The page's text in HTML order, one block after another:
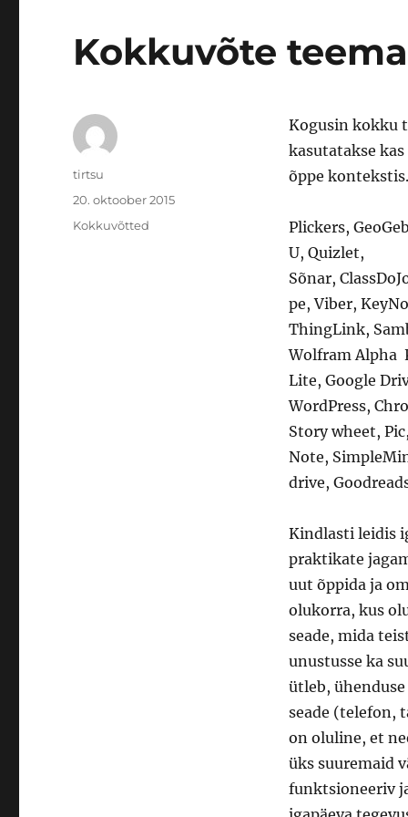
Kokkuvõte
Kogusin kokku
kasutatakse
õppe
Plickers,
U, Quizlet,
Sõnar,
pe, Viber,
ThingLink,
Wolfram Alpha
Lite, Google
WordPress,
Story wheet,
Note,
drive,
Kindlasti leidis
praktikate
uut õppida ja
olukorra, kus
seade, mida
unustusse ka
ütleb,
seade (telefon,
on oluline, et
üks suuremaid
funktsioneeriv
Autor
tirtsu
Postitatud
20. oktoober 2015
Rubriigid
Kokkuvõtted